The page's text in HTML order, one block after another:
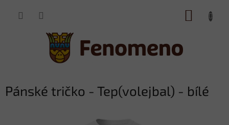
Pánské tričko - Tep(volejbal) - bílé